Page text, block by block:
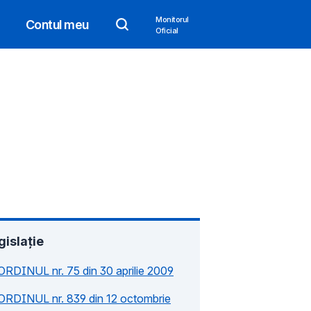
Contul meu
Monitorul
Oficial
nr. 75 din 30 aprilie 2009
nr. 839 din 12 octombrie